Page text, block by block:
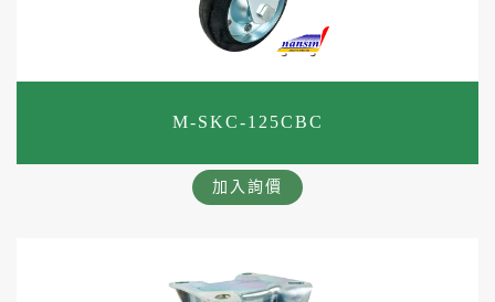
M-SKC-125CBC
加入詢價